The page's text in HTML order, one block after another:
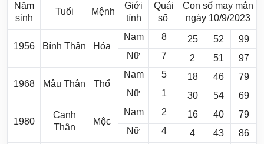
Năm
sinh
Tuổi Mệnh
Giới
tính
Quái
số
Con số may mắn
ngày 10/9/2023
1956 Bính Thân Hỏa
Nam 8 25 52
99
Nữ
7 2 51 97
1968 Mậu Thân Thổ
Nam 5 18 46
79
Nữ
1 30 54 69
1980
Canh
Thân
Mộc
Nam 2 16 40
79
Nữ
4 4 43 86